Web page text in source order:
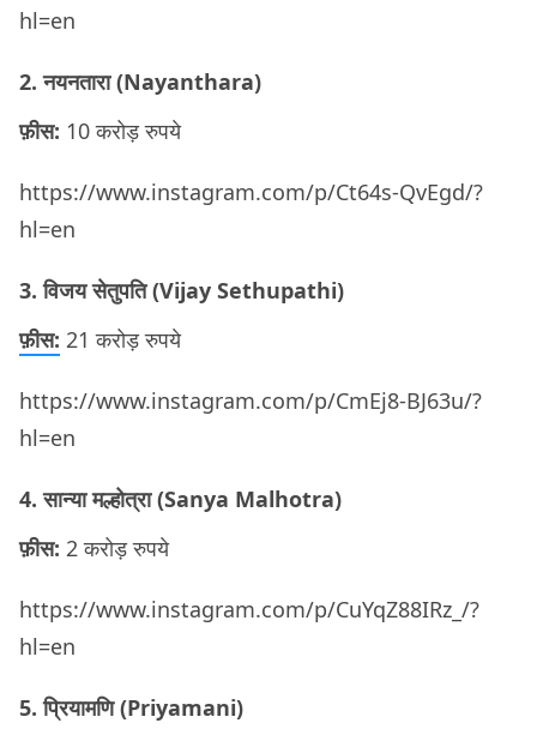
hl=en
2. नयनतारा (Nayanthara)
फ़ीस: 10 करोड़ रुपये
https://www.instagram.com/p/Ct64s-QvEgd/?
hl=en
3. विजय सेतुपति (Vijay Sethupathi)
फ़ीस: 21 करोड़ रुपये
https://www.instagram.com/p/CmEj8-BJ63u/?
hl=en
4. सान्या मल्होत्रा (Sanya Malhotra)
फ़ीस: 2 करोड़ रुपये
https://www.instagram.com/p/CuYqZ88IRz_/?
hl=en
5. प्रियामणि (Priyamani)